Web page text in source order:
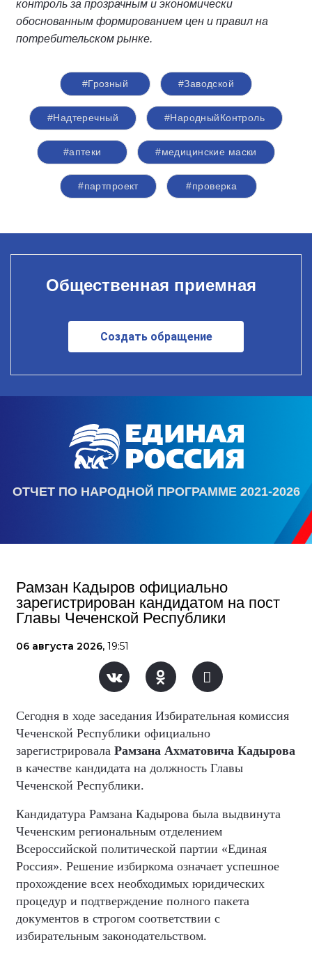
контроль за прозрачным и экономически
обоснованным формированием цен и правил на
потребительском рынке.
#Грозный #Заводской
#Надтеречный #НародныйКонтроль
#аптеки #медицинские маски
#партпроект #проверка
Общественная приемная
Создать обращение
ОТЧЕТ ПО НАРОДНОЙ ПРОГРАММЕ 2021-2026
Рамзан Кадыров официально
зарегистрирован кандидатом на пост
Главы Чеченской Республики
06 августа 2026, 19:51
Сегодня в ходе заседания Избирательная комиссия
Чеченской Республики официально
зарегистрировала Рамзана Ахматовича Кадырова
в качестве кандидата на должность Главы
Чеченской Республики.
Кандидатура Рамзана Кадырова была выдвинута
Чеченским региональным отделением
Всероссийской политической партии «Единая
Россия». Решение избиркома означает успешное
прохождение всех необходимых юридических
процедур и подтверждение полного пакета
документов в строгом соответствии с
избирательным законодательством.